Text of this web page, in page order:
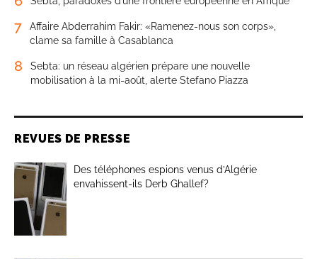
7
Affaire Abderrahim Fakir: «Ramenez-nous son corps»,
clame sa famille à Casablanca
8
Sebta: un réseau algérien prépare une nouvelle
mobilisation à la mi-août, alerte Stefano Piazza
REVUES DE PRESSE
Des téléphones espions venus d’Algérie
envahissent-ils Derb Ghallef?